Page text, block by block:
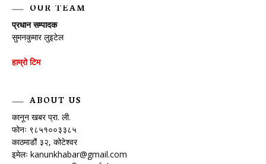
OUR TEAM
प्रधान सम्पादक
सुमनकुमार लुइटेल
हाम्रो टिम
ABOUT US
कानून खबर प्रा. ली.
फोनः ९८५१००३३८५
काठमाडौं ३२, कोटेश्वर
इमेलः kanunkhabar@gmail.com